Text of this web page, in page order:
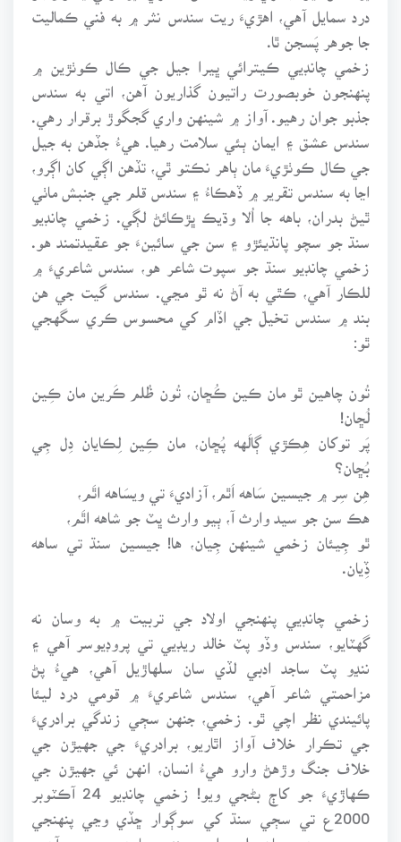
درد سمايل آهي، اهڙيءَ ريت سندس نثر ۾ به فني ڪماليت
جا جوهر پَسجن ٿا.
زخمي چانڊيي ڪيترائي ڀيرا جيل جي ڪال ڪوٺڙين ۾
پنهنجون خوبصورت راتيون گذاريون آهن، اتي به سندس
جذبو جوان رهيو. آواز ۾ شينهن واري گجگوڙ برقرار رهي.
سندس عشق ۽ ايمان ٻئي سلامت رهيا. هيءُ جڏهن به جيل
جي ڪال ڪوٺڙيءَ مان ٻاهر نڪتو ٿي، تڏهن اڳي کان اڳرو،
اڃا به سندس تقرير ۾ ڏهڪاءُ ۽ سندس قلم جي جنبش ماٺي
ٿيڻ بدران، باهه جا اُلا وڌيڪ ڀڙڪائڻ لڳي. زخمي چانڊيو
سنڌ جو سچو پانڌيئڙو ۽ سن جي سائينءَ جو عقيدتمند هو.
زخمي چانڊيو سنڌ جو سپوت شاعر هو، سندس شاعريءَ ۾
للڪار آهي، ڪٿي به آڻ نه ٿو مڃي. سندس گيت جي هن
بند ۾ سندس تخيلّ جي اڏام کي محسوس ڪري سگهجي
تُون چاهين ٿو مان ڪين ڪُڇان، تُون ظُلم ڪَرين مان ڪِين
لُڇان!
پَر توکان هِڪڙي ڳالَهه پُڇان، مان ڪِين لِڪايان دِل جِي
بُڇان؟
هِن سِر ۾ جيسين سَاهه اَٿم، آزاديءَ تي ويسَاهه اٿَم،
هڪ سن جو سيد وارث آ، ٻيو وارث ڀٽ جو شاهه اٿَم،
ٿو جِيئان زخمي شينهن جِيان، ها! جيسين سنڌ تي ساهه
ڏِيان.
زخمي چانڊيي پنهنجي اولاد جي تربيت ۾ به وسان نه
گهٽايو، سندس وڏو پٽ خالد ريڊيي تي پروڊيوسر آهي ۽
ننڍو پٽ ساجد ادبي لڏي سان سلهاڙيل آهي، هيءُ پڻ
مزاحمتي شاعر آهي، سندس شاعريءَ ۾ قومي درد ليئا
پائيندي نظر اچي ٿو. زخمي، جنهن سڄي زندگي برادريءَ
جي تڪرار خلاف آواز اٿاريو، برادريءَ جي جهيڙن جي
خلاف جنگ وڙهڻ وارو هيءُ انسان، انهن ئي جهيڙن جي
ڪهاڙيءَ جو کاڄ بڻجي ويو! زخمي چانڊيو 24 آڪٽوبر
2000ع تي سڄي سنڌ کي سوڳوار ڇڏي وڃي پنهنجي
محبوب رهبر سان مليو، ا ڄ سندس يارهين ورسي آهي،